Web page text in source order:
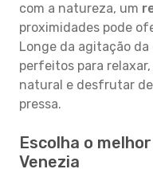
com a natureza, um
proximidades pode
Longe da agitação
perfeitos para
natural e desfrutar
pressa.
Escolha o
Venezia